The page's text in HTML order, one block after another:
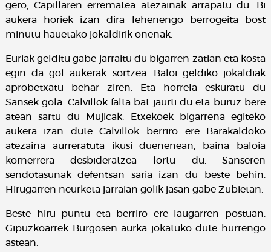
gero, Capillaren errematea atezainak arrapatu du. Bi
aukera horiek izan dira lehenengo berrogeita bost
minutu hauetako jokaldirik onenak.
Euriak gelditu gabe jarraitu du bigarren zatian eta kosta
egin da gol aukerak sortzea. Baloi geldiko jokaldiak
aprobetxatu behar ziren. Eta horrela eskuratu du
Sansek gola. Calvillok falta bat jaurti du eta buruz bere
atean sartu du Mujicak. Etxekoek bigarrena egiteko
aukera izan dute Calvillok berriro ere Barakaldoko
atezaina aurreratuta ikusi duenenean, baina baloia
kornerrera desbideratzea lortu du. Sanseren
sendotasunak defentsan saria izan du beste behin.
Hirugarren neurketa jarraian golik jasan gabe Zubietan.
Beste hiru puntu eta berriro ere laugarren postuan.
Gipuzkoarrek Burgosen aurka jokatuko dute hurrengo
astean.